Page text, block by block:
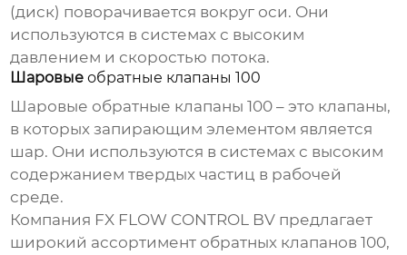
(диск) поворачивается вокруг оси. Они
используются в системах с высоким
давлением и скоростью потока.
Шаровыеобратные клапаны 100
Шаровые обратные клапаны 100 – это клапаны,
в которых запирающим элементом является
шар. Они используются в системах с высоким
содержанием твердых частиц в рабочей
среде.
Компания FX FLOW CONTROL BV предлагает
широкий ассортимент обратных клапанов 100,